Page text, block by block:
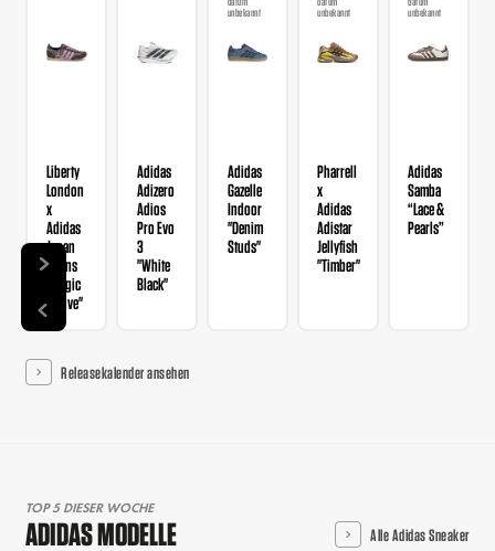
Liberty
London
x
Adidas
Japan
Wmns
"Magic
Mauve"
Adidas
Adizero
Adios
Pro Evo
3
"White
Black"
unbekannt
Adidas
Gazelle
Indoor
"Denim
Studs"
unbekannt
Pharrell
x
Adidas
Adistar
Jellyfish
"Timber"
unbekannt
Adidas
Samba
“Lace &
Pearls”
Releasekalender ansehen
TOP 5 DIESER WOCHE
ADIDAS MODELLE Alle Adidas Sneaker